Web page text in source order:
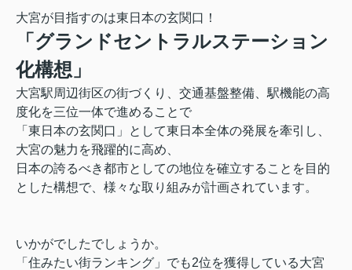
大宮が目指すのは東日本の玄関口！
「グランドセントラルステーション
化構想」
大宮駅周辺街区の街づくり、交通基盤整備、駅機能の高
度化を三位一体で進めることで
「東日本の玄関口」として東日本全体の発展を牽引し、
大宮の魅力を飛躍的に高め、
日本の誇るべき都市としての地位を確立することを目的
とした構想で、様々な取り組みが計画されています。
いかがでしたでしょうか。
「住みたい街ランキング」でも2位を獲得している大宮